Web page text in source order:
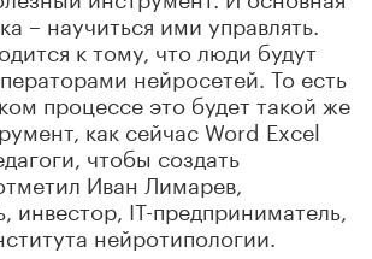
– научиться ими управлять.
к тому, что люди будут
нейросетей. То есть
процессе это будет такой же
как сейчас Word Excel
чтобы создать
Иван Лимарев,
инвестор, IT-предприниматель,
нейротипологии.